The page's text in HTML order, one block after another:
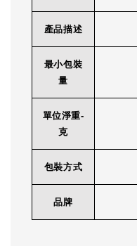
產品描述
最小包裝
量
單位淨重-
克
包裝方式
品牌